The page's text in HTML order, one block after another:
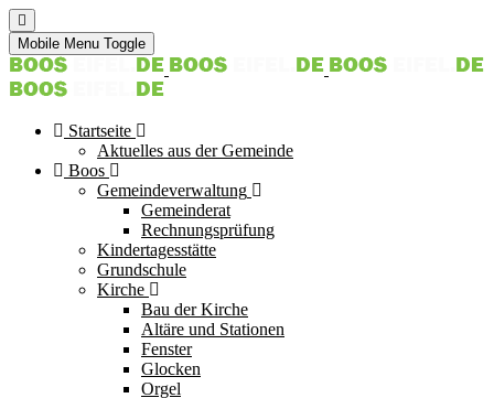
Mobile Menu Toggle
Startseite
Aktuelles aus der Gemeinde
Boos
Gemeindeverwaltung
Gemeinderat
Rechnungsprüfung
Kindertagesstätte
Grundschule
Kirche
Bau der Kirche
Altäre und Stationen
Fenster
Glocken
Orgel